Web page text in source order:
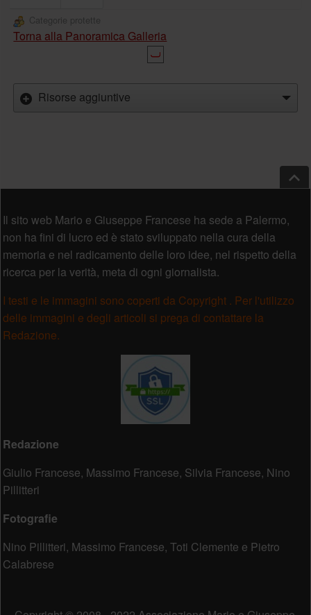
Categorie protette
Torna alla Panoramica Galleria
Risorse aggiuntive
Il sito web Mario e Giuseppe Francese ha sede a Palermo,
non ha fini di lucro ed è stato sviluppato nella cura della
memoria e nel radicamento delle loro idee, nel rispetto della
ricerca per la verità, meta di ogni giornalista.
I testi e le immagini sono coperti da Copyright . Per l'utilizzo
delle immagini e degli articoli si prega di contattare la
Redazione.
Redazione
Giulio Francese, Massimo Francese, Silvia Francese, Nino
Pillitteri
Fotografie
Nino Pillitteri, Massimo Francese, Toti Clemente e Pietro
Calabrese